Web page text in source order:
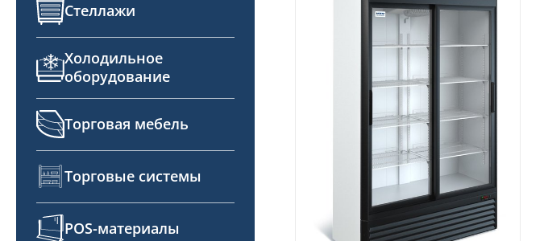
Стеллажи
Холодильное
оборудование
Торговая мебель
Торговые системы
POS-материалы